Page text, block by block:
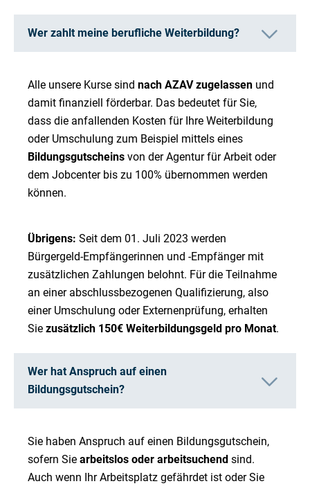
Wer zahlt meine berufliche Weiterbildung?
Alle unsere Kurse sind nach AZAV zugelassen und
damit finanziell förderbar. Das bedeutet für Sie,
dass die anfallenden Kosten für Ihre Weiterbildung
oder Umschulung zum Beispiel mittels eines
Bildungsgutscheins von der Agentur für Arbeit oder
dem Jobcenter bis zu 100% übernommen werden
können.
Übrigens: Seit dem 01. Juli 2023 werden
Bürgergeld-Empfängerinnen und -Empfänger mit
zusätzlichen Zahlungen belohnt. Für die Teilnahme
an einer abschlussbezogenen Qualifizierung, also
einer Umschulung oder Externenprüfung, erhalten
Sie zusätzlich 150€ Weiterbildungsgeld pro Monat.
Wer hat Anspruch auf einen
Bildungsgutschein?
Sie haben Anspruch auf einen Bildungsgutschein,
sofern Sie arbeitslos oder arbeitsuchend sind.
Auch wenn Ihr Arbeitsplatz gefährdet ist oder Sie